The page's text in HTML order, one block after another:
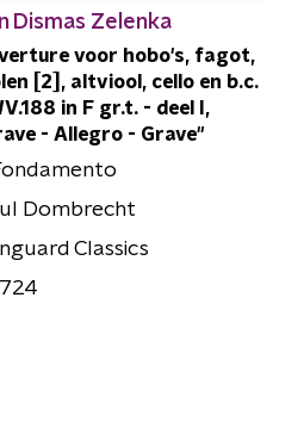
Dismas Zelenka
voor hobo's, fagot,
[2], altviool, cello en b.c.
in F gr.t. - deel I,
- Allegro - Grave"
Dombrecht
Classics